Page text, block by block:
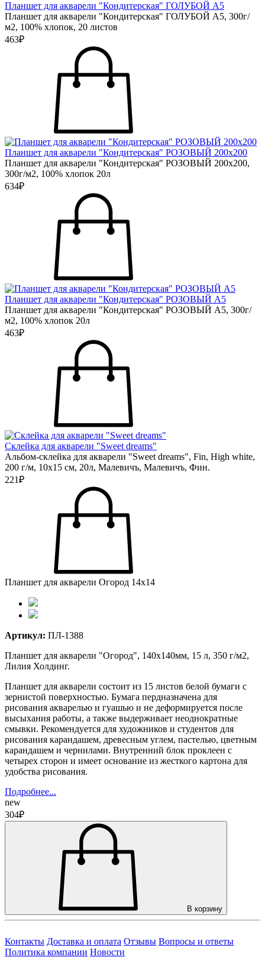
Планшет для акварели "Кондитерская" ГОЛУБОЙ А5
Планшет для акварели "Кондитерская" ГОЛУБОЙ А5, 300г/
м2, 100% хлопок, 20 листов
463₽
Планшет для акварели "Кондитерская" РОЗОВЫЙ 200х200
Планшет для акварели "Кондитерская" РОЗОВЫЙ 200х200,
300г/м2, 100% хлопок 20л
634₽
Планшет для акварели "Кондитерская" РОЗОВЫЙ А5
Планшет для акварели "Кондитерская" РОЗОВЫЙ А5, 300г/
м2, 100% хлопок 20л
463₽
Склейка для акварели "Sweet dreams"
Альбом-склейка для акварели "Sweet dreams", Fin, High white,
200 г/м, 10х15 см, 20л, Малевичъ, Малевичъ, Фин.
221₽
Планшет для акварели Огород 14х14
Артикул: ПЛ-1388
Планшет для акварели "Огород", 140х140мм, 15 л, 350 г/м2,
Лилия Холдинг.
Планшет для акварели состоит из 15 листов белой бумаги с
зернистой поверхностью. Бумага пердназначена для
рисования акварелью и гуашью и не деформируется после
высыхания работы, а также выдерживает неоднократные
смывки. Рекомендуется для художников и студентов для
рисования карандашем, древесным углем, пастелью, цветным
карандашем и чернилами. Внутренний блок проклеен с
четырех сторон и имеет основание из жесткого картона для
удобства рисования.
Подробнее...
new
304₽
В корзину
Контакты Доставка и оплата Отзывы Вопросы и ответы
Политика компании Новости